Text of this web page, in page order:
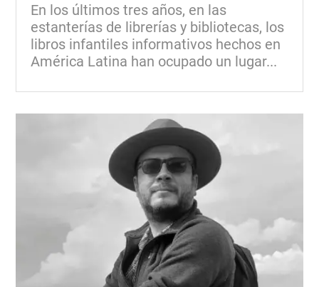
En los últimos tres años, en las
estanterías de librerías y bibliotecas, los
libros infantiles informativos hechos en
América Latina han ocupado un lugar...